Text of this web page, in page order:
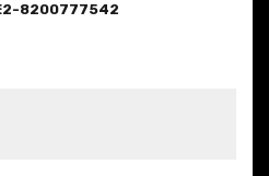
8200777542